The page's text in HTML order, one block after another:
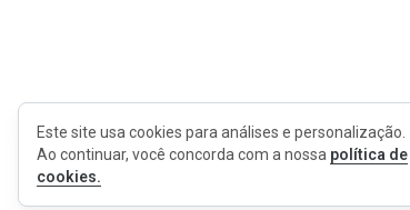
Este site usa cookies para análises e personalização.
Ao continuar, você concorda com a nossa política de
cookies.